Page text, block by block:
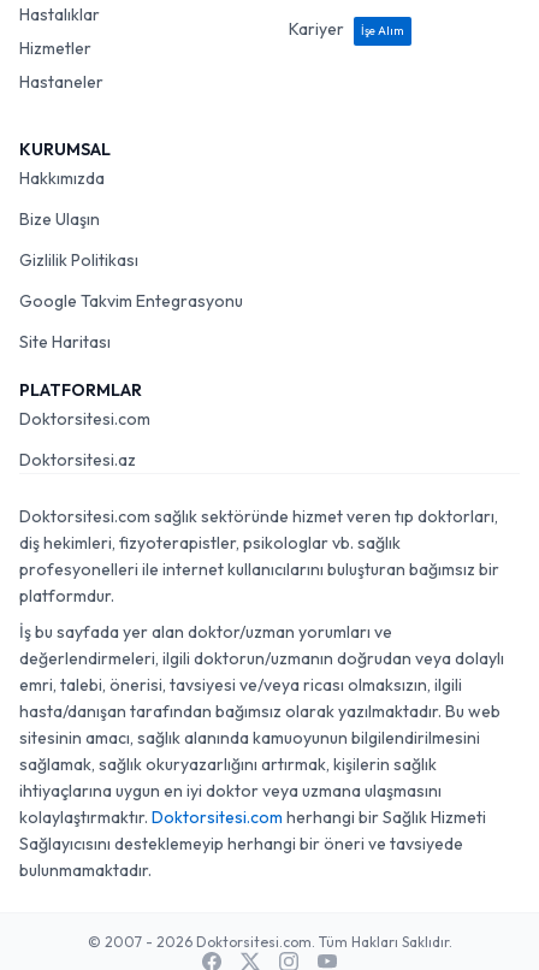
Hastalıklar
Hizmetler
Hastaneler
Kariyer
İşe Alım
KURUMSAL
Hakkımızda
Bize Ulaşın
Gizlilik Politikası
Google Takvim Entegrasyonu
Site Haritası
PLATFORMLAR
Doktorsitesi.com
Doktorsitesi.az
Doktorsitesi.com sağlık sektöründe hizmet veren tıp doktorları,
diş hekimleri, fizyoterapistler, psikologlar vb. sağlık
profesyonelleri ile internet kullanıcılarını buluşturan bağımsız bir
platformdur.
İş bu sayfada yer alan doktor/uzman yorumları ve
değerlendirmeleri, ilgili doktorun/uzmanın doğrudan veya dolaylı
emri, talebi, önerisi, tavsiyesi ve/veya ricası olmaksızın, ilgili
hasta/danışan tarafından bağımsız olarak yazılmaktadır. Bu web
sitesinin amacı, sağlık alanında kamuoyunun bilgilendirilmesini
sağlamak, sağlık okuryazarlığını artırmak, kişilerin sağlık
ihtiyaçlarına uygun en iyi doktor veya uzmana ulaşmasını
kolaylaştırmaktır. Doktorsitesi.com herhangi bir Sağlık Hizmeti
Sağlayıcısını desteklemeyip herhangi bir öneri ve tavsiyede
bulunmamaktadır.
© 2007 - 2026 Doktorsitesi.com. Tüm Hakları Saklıdır.